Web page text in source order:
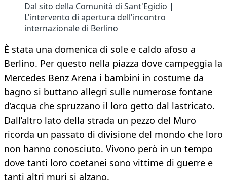
Dal sito della Comunità di Sant'Egidio |
L'intervento di apertura dell'incontro
internazionale di Berlino
È stata una domenica di sole e caldo afoso a
Berlino. Per questo nella piazza dove campeggia la
Mercedes Benz Arena i bambini in costume da
bagno si buttano allegri sulle numerose fontane
d’acqua che spruzzano il loro getto dal lastricato.
Dall’altro lato della strada un pezzo del Muro
ricorda un passato di divisione del mondo che loro
non hanno conosciuto. Vivono però in un tempo
dove tanti loro coetanei sono vittime di guerre e
tanti altri muri si alzano.